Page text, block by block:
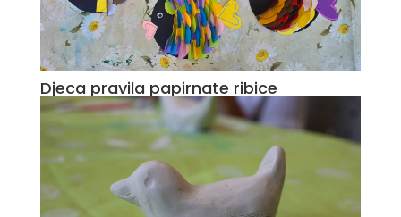
Djeca pravila papirnate ribice